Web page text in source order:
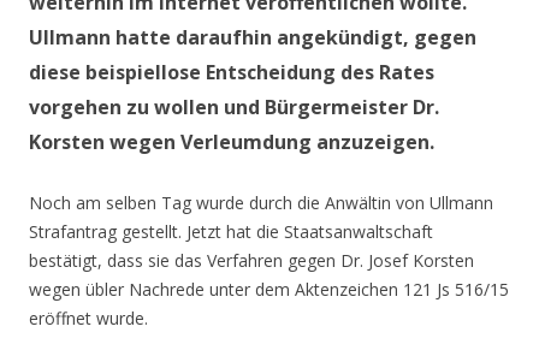
Ullmann hatte daraufhin angekündigt, gegen
diese beispiellose Entscheidung des Rates
vorgehen zu wollen und Bürgermeister Dr.
Korsten wegen Verleumdung anzuzeigen.
Noch am selben Tag wurde durch die Anwältin von Ullmann
Strafantrag gestellt. Jetzt hat die Staatsanwaltschaft
bestätigt, dass sie das Verfahren gegen Dr. Josef Korsten
wegen übler Nachrede unter dem Aktenzeichen 121 Js 516/15
eröffnet wurde.